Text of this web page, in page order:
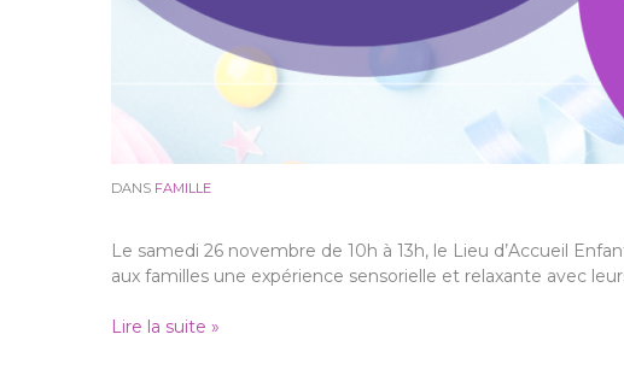
DANS FAMILLE
Le samedi 26 novembre de 10h à 13h, le Lieu d’Accueil
aux familles une expérience sensorielle et relaxante avec
Lire la suite »